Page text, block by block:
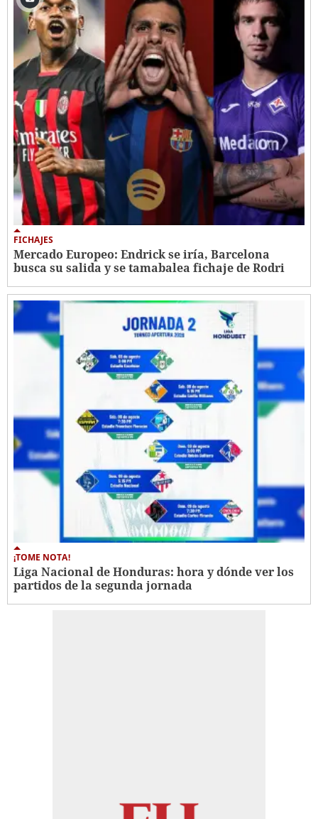
FICHAJES
Mercado Europeo: Endrick se iría, Barcelona
busca su salida y se tamabalea fichaje de Rodri
¡TOME NOTA!
Liga Nacional de Honduras: hora y dónde ver los
partidos de la segunda jornada